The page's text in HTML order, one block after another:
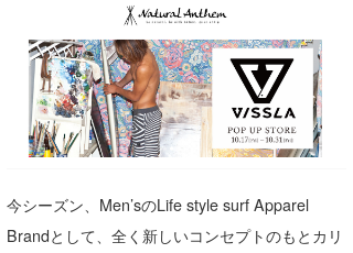
WAVE HUNTER波予想ツール
気象情報
ニュース
サーフィンエリアガイド
今月のプレゼント
今シーズン、Men’sのLife style surf Apparel
Brandとして、全く新しいコンセプトのもとカリ
コラム
トラベル
ショップ情報